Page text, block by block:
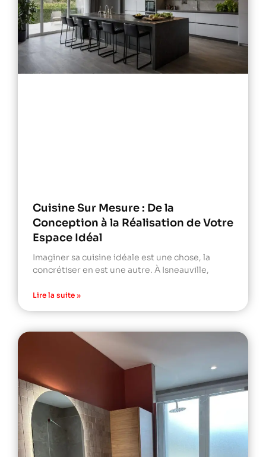
Cuisine Sur Mesure : De la
Conception à la Réalisation de Votre
Espace Idéal
Imaginer sa cuisine idéale est une chose, la
concrétiser en est une autre. À Isneauville,
Lire la suite »